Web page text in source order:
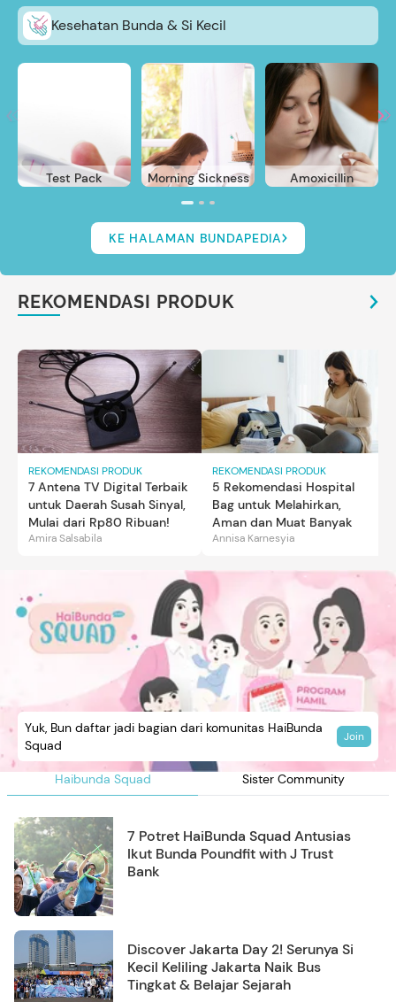
Kesehatan Bunda & Si Kecil
Test Pack Morning Sickness Amoxicillin
KE HALAMAN BUNDAPEDIA
REKOMENDASI PRODUK
REKOMENDASI PRODUK
7 Antena TV Digital Terbaik
untuk Daerah Susah Sinyal,
Mulai dari Rp80 Ribuan!
Amira Salsabila
REKOMENDASI PRODUK
5 Rekomendasi Hospital
Bag untuk Melahirkan,
Aman dan Muat Banyak
Annisa Karnesyia
Haibunda Squad Sister Community
Yuk, Bun daftar jadi bagian dari komunitas HaiBunda
Squad
Join
7 Potret HaiBunda Squad Antusias
Ikut Bunda Poundfit with J Trust
Bank
Discover Jakarta Day 2! Serunya Si
Kecil Keliling Jakarta Naik Bus
Tingkat & Belajar Sejarah